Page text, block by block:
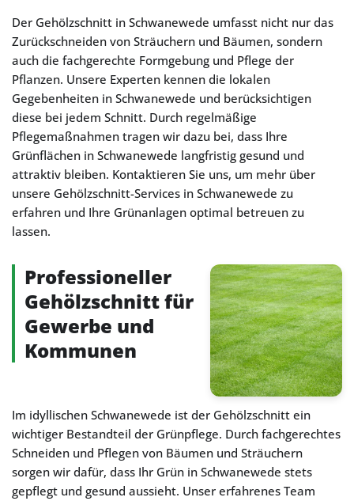
Der Gehölzschnitt in Schwanewede umfasst nicht nur das
Zurückschneiden von Sträuchern und Bäumen, sondern
auch die fachgerechte Formgebung und Pflege der
Pflanzen. Unsere Experten kennen die lokalen
Gegebenheiten in Schwanewede und berücksichtigen
diese bei jedem Schnitt. Durch regelmäßige
Pflegemaßnahmen tragen wir dazu bei, dass Ihre
Grünflächen in Schwanewede langfristig gesund und
attraktiv bleiben. Kontaktieren Sie uns, um mehr über
unsere Gehölzschnitt-Services in Schwanewede zu
erfahren und Ihre Grünanlagen optimal betreuen zu
lassen.
Professioneller
Gehölzschnitt für
Gewerbe und
Kommunen
Im idyllischen Schwanewede ist der Gehölzschnitt ein
wichtiger Bestandteil der Grünpflege. Durch fachgerechtes
Schneiden und Pflegen von Bäumen und Sträuchern
sorgen wir dafür, dass Ihr Grün in Schwanewede stets
gepflegt und gesund aussieht. Unser erfahrenes Team